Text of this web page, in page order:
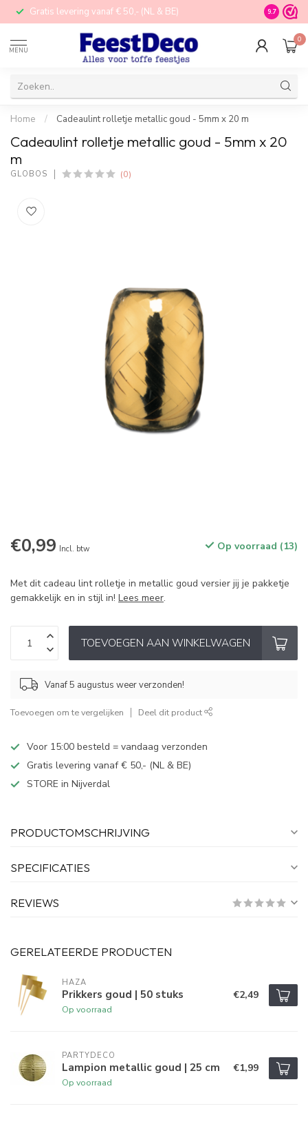
Gratis levering vanaf € 50,- (NL & BE) STORE in
9.7
MENU
0
Home / Cadeaulint rolletje metallic goud - 5mm x 20 m
Cadeaulint rolletje metallic goud - 5mm x 20
m
GLOBOS (0)
€0,99 Incl. btw Op voorraad (13)
Met dit cadeau lint rolletje in metallic goud versier jij je pakketje
gemakkelijk en in stijl in! Lees meer.
TOEVOEGEN AAN WINKELWAGEN
Vanaf 5 augustus weer verzonden!
Toevoegen om te vergelijken Deel dit product
Voor 15:00 besteld = vandaag verzonden
Gratis levering vanaf € 50,- (NL & BE)
STORE in Nijverdal
PRODUCTOMSCHRIJVING
SPECIFICATIES
REVIEWS
GERELATEERDE PRODUCTEN
HAZA
Prikkers goud | 50 stuks
Op voorraad
€2,49
PARTYDECO
Lampion metallic goud | 25 cm
Op voorraad
€1,99